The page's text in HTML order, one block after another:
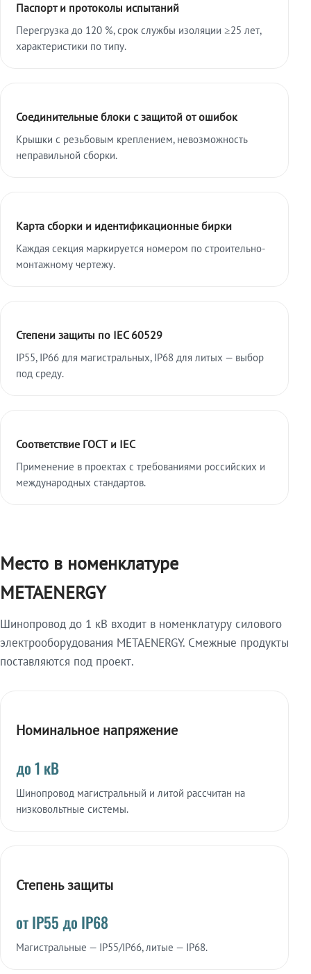
Паспорт и протоколы испытаний
Перегрузка до 120 %, срок службы изоляции ≥25 лет,
характеристики по типу.
Соединительные блоки с защитой от ошибок
Крышки с резьбовым креплением, невозможность
неправильной сборки.
Карта сборки и идентификационные бирки
Каждая секция маркируется номером по строительно-
монтажному чертежу.
Степени защиты по IEC 60529
IP55, IP66 для магистральных, IP68 для литых — выбор
под среду.
Соответствие ГОСТ и IEC
Применение в проектах с требованиями российских и
международных стандартов.
Место в номенклатуре
METAENERGY
Шинопровод до 1 кВ входит в номенклатуру силового
электрооборудования METAENERGY. Смежные продукты
поставляются под проект.
Номинальное напряжение
до 1 кВ
Шинопровод магистральный и литой рассчитан на
низковольтные системы.
Степень защиты
от IP55 до IP68
Магистральные — IP55/IP66, литые — IP68.